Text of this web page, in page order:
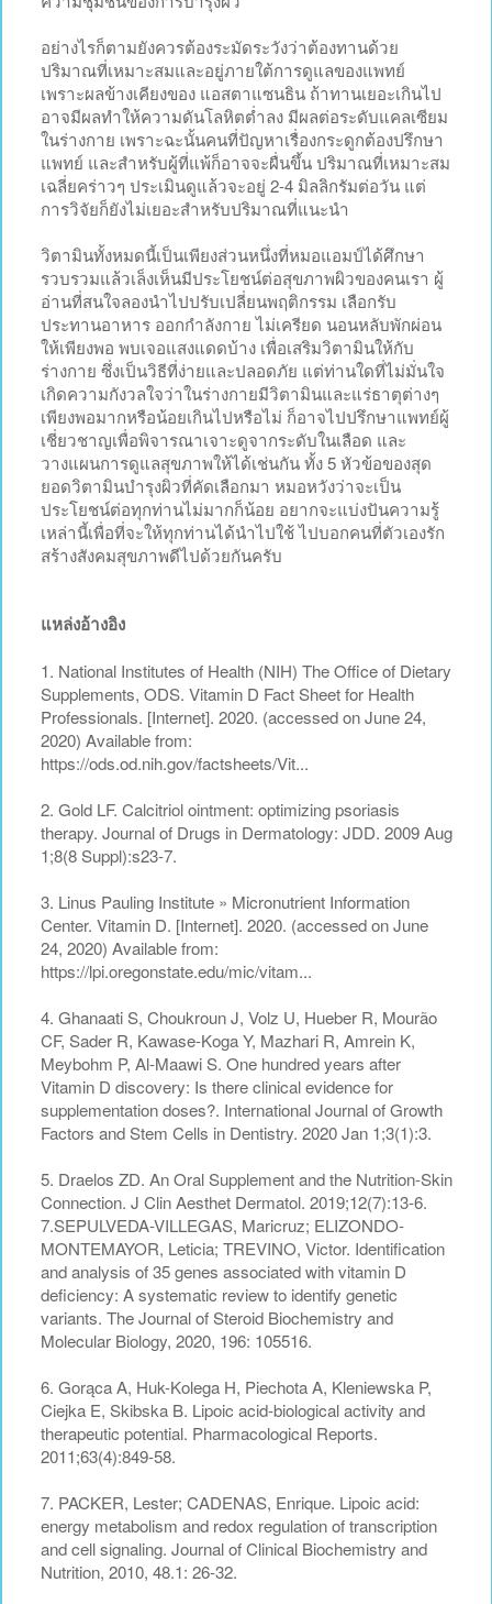
อย่างไรก็ตามยังควรต้องระมัดระวังว่าต้องทานด้วย
ปริมาณที่เหมาะสมและอยู่ภายใต้การดูแลของแพทย์
เพราะผลข้างเคียงของ แอสตาแซนธิน ถ้าทานเยอะเกินไป
อาจมีผลทำให้ความดันโลหิตต่ำลง มีผลต่อระดับแคลเซียม
ในร่างกาย เพราะฉะนั้นคนที่ปัญหาเรื่องกระดูกต้องปรึกษา
แพทย์ และสำหรับผู้ที่แพ้ก็อาจจะผื่นขึ้น ปริมาณที่เหมาะสม
เฉลี่ยคร่าวๆ ประเมินดูแล้วจะอยู่ 2-4 มิลลิกรัมต่อวัน แต่
การวิจัยก็ยังไม่เยอะสำหรับปริมาณที่แนะนำ
วิตามินทั้งหมดนี้เป็นเพียงส่วนหนึ่งที่หมอแอมป์ได้ศึกษา
รวบรวมแล้วเล็งเห็นมีประโยชน์ต่อสุขภาพผิวของคนเรา ผู้
อ่านที่สนใจลองนำไปปรับเปลี่ยนพฤติกรรม เลือกรับ
ประทานอาหาร ออกกำลังกาย ไม่เครียด นอนหลับพักผ่อน
ให้เพียงพอ พบเจอแสงแดดบ้าง เพื่อเสริมวิตามินให้กับ
ร่างกาย ซึ่งเป็นวิธีที่ง่ายและปลอดภัย แต่ท่านใดที่ไม่มั่นใจ
เกิดความกังวลใจว่าในร่างกายมีวิตามินและแร่ธาตุต่างๆ
เพียงพอมากหรือน้อยเกินไปหรือไม่ ก็อาจไปปรึกษาแพทย์ผู้
เชี่ยวชาญเพื่อพิจารณาเจาะดูจากระดับในเลือด และ
วางแผนการดูแลสุขภาพให้ได้เช่นกัน ทั้ง 5 หัวข้อของสุด
ยอดวิตามินบำรุงผิวที่คัดเลือกมา หมอหวังว่าจะเป็น
ประโยชน์ต่อทุกท่านไม่มากก็น้อย อยากจะแบ่งปันความรู้
เหล่านี้เพื่อที่จะให้ทุกท่านได้นำไปใช้ ไปบอกคนที่ตัวเองรัก
สร้างสังคมสุขภาพดีไปด้วยกันครับ
แหล่งอ้างอิง
1. National Institutes of Health (NIH) The Office of Dietary
Supplements, ODS. Vitamin D Fact Sheet for Health
Professionals. [Internet]. 2020. (accessed on June 24,
2020) Available from:
https://ods.od.nih.gov/factsheets/Vit...
2. Gold LF. Calcitriol ointment: optimizing psoriasis
therapy. Journal of Drugs in Dermatology: JDD. 2009 Aug
1;8(8 Suppl):s23-7.
3. Linus Pauling Institute » Micronutrient Information
Center. Vitamin D. [Internet]. 2020. (accessed on June
24, 2020) Available from:
https://lpi.oregonstate.edu/mic/vitam...
4. Ghanaati S, Choukroun J, Volz U, Hueber R, Mourão
CF, Sader R, Kawase-Koga Y, Mazhari R, Amrein K,
Meybohm P, Al-Maawi S. One hundred years after
Vitamin D discovery: Is there clinical evidence for
supplementation doses?. International Journal of Growth
Factors and Stem Cells in Dentistry. 2020 Jan 1;3(1):3.
5. Draelos ZD. An Oral Supplement and the Nutrition-Skin
Connection. J Clin Aesthet Dermatol. 2019;12(7):13-6.
7.SEPULVEDA-VILLEGAS, Maricruz; ELIZONDO-
MONTEMAYOR, Leticia; TREVINO, Victor. Identification
and analysis of 35 genes associated with vitamin D
deficiency: A systematic review to identify genetic
variants. The Journal of Steroid Biochemistry and
Molecular Biology, 2020, 196: 105516.
6. Gorąca A, Huk-Kolega H, Piechota A, Kleniewska P,
Ciejka E, Skibska B. Lipoic acid-biological activity and
therapeutic potential. Pharmacological Reports.
2011;63(4):849-58.
7. PACKER, Lester; CADENAS, Enrique. Lipoic acid:
energy metabolism and redox regulation of transcription
and cell signaling. Journal of Clinical Biochemistry and
Nutrition, 2010, 48.1: 26-32.